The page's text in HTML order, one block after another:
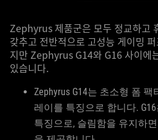
Zephyrus 제품군은 모두 정교하고
갖추고 전반적으로 고성능 게이밍
지만 Zephyrus G14와 G16 사이에
있습니다.
Zephyrus G14는 초소형 폼
레이를 특징으로 합니다.
특징으로, 슬림함을 유지하